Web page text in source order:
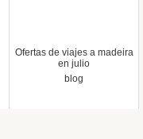
Ofertas de viajes a madeira
en julio
blog